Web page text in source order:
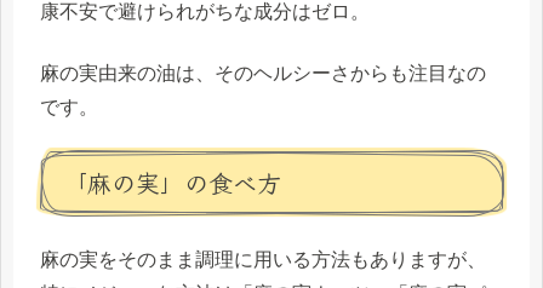
康不安で避けられがちな成分はゼロ。
麻の実由来の油は、そのヘルシーさからも注目なの
です。
「麻の実」の食べ方
麻の実をそのまま調理に用いる方法もありますが、